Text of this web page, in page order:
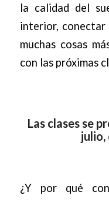
la calidad del
interior, conectar
muchas cosas
con las próximas
Las clases se
julio,
¿Y por qué